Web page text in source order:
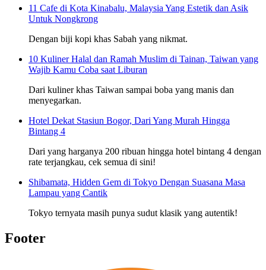
11 Cafe di Kota Kinabalu, Malaysia Yang Estetik dan Asik
Untuk Nongkrong
Dengan biji kopi khas Sabah yang nikmat.
10 Kuliner Halal dan Ramah Muslim di Tainan, Taiwan yang
Wajib Kamu Coba saat Liburan
Dari kuliner khas Taiwan sampai boba yang manis dan
menyegarkan.
Hotel Dekat Stasiun Bogor, Dari Yang Murah Hingga
Bintang 4
Dari yang harganya 200 ribuan hingga hotel bintang 4 dengan
rate terjangkau, cek semua di sini!
Shibamata, Hidden Gem di Tokyo Dengan Suasana Masa
Lampau yang Cantik
Tokyo ternyata masih punya sudut klasik yang autentik!
Footer